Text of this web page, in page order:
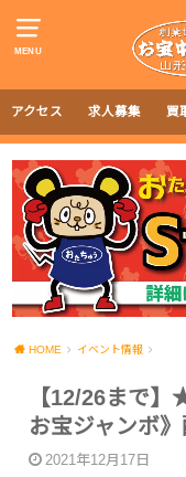
MENU
アクセス 求人募集 買
HOME イベント情報
【12/26まで
お宝ジャンボ
2021年12月17日